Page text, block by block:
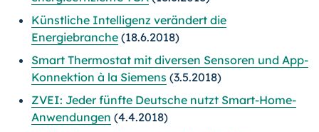
Künstliche Intelligenz verändert die
Energiebranche (18.6.2018)
Smart Thermostat mit diversen Sensoren und App-
Konnektion à la Siemens (3.5.2018)
ZVEI: Jeder fünfte Deutsche nutzt Smart-Home-
Anwendungen (4.4.2018)